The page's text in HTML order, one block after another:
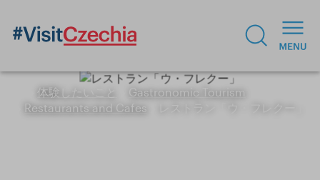
体験したいこと
Gastronomic Tourism
Restaurants and Cafes